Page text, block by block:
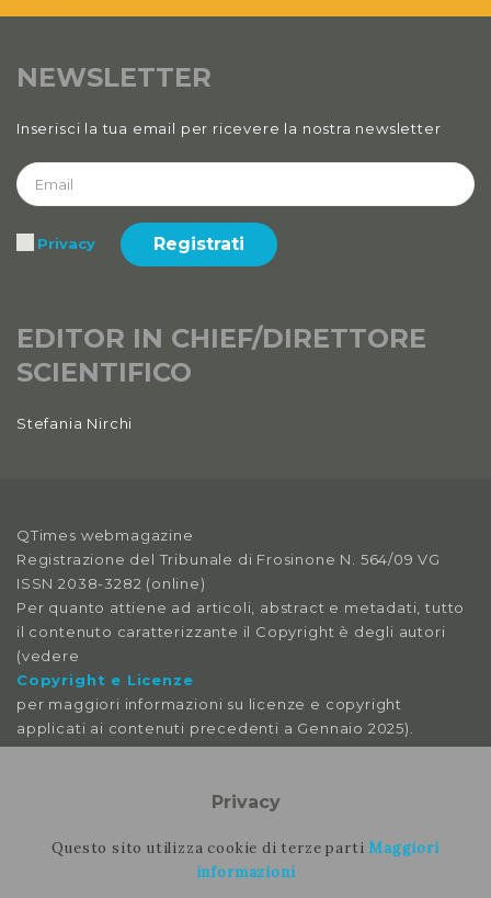
2020 Numero 1 e 2
Anno XI, Numero 4
2019
Anno XI, Numero 3
Anno XI, Numero 2
2019
2019
Anno X, Numero 3
2018
Anno X, Numero 2
2018
Anno X, Numero 1
2018
Anno IX, Numero 3
NEWSLETTER
Inserisci la tua email per ricevere la nostra newsletter
Privacy Registrati
EDITOR IN CHIEF/DIRETTORE
SCIENTIFICO
Stefania Nirchi
QTimes webmagazine
Registrazione del Tribunale di Frosinone N. 564/09 VG
ISSN 2038-3282 (online)
Per quanto attiene ad articoli, abstract e metadati, tutto
il contenuto caratterizzante il Copyright è degli autori
(vedere
Copyright e Licenze
per maggiori informazioni su licenze e copyright
applicati ai contenuti precedenti a Gennaio 2025).
splitshire
Privacy
Questo sito utilizza cookie di terze partiMaggiori
informazioni